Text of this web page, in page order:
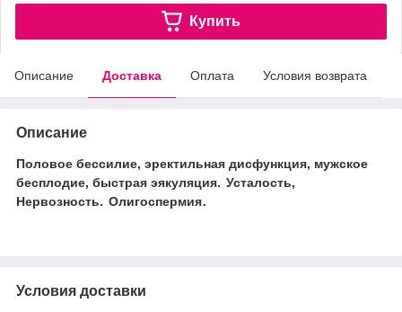
Купить
Описание Доставка Оплата Условия возврата
Описание
Половое бессилие, эректильная дисфункция, мужское
бесплодие, быстрая эякуляция. Усталость,
Нервозность. Олигоспермия.
Условия доставки